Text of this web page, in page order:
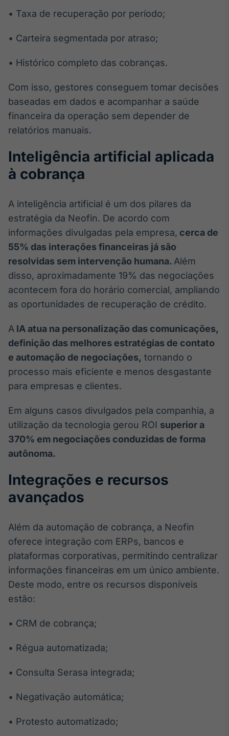
• Taxa de recuperação por período;
• Carteira segmentada por atraso;
• Histórico completo das cobranças.
Com isso, gestores conseguem tomar decisões
baseadas em dados e acompanhar a saúde
financeira da operação sem depender de
relatórios manuais.
Inteligência artificial aplicada
à cobrança
A inteligência artificial é um dos pilares da
estratégia da Neofin. De acordo com
informações divulgadas pela empresa, cerca de
55% das interações financeiras já são
resolvidas sem intervenção humana. Além
disso, aproximadamente 19% das negociações
acontecem fora do horário comercial, ampliando
as oportunidades de recuperação de crédito.
A IA atua na personalização das comunicações,
definição das melhores estratégias de contato
e automação de negociações, tornando o
processo mais eficiente e menos desgastante
para empresas e clientes.
Em alguns casos divulgados pela companhia, a
utilização da tecnologia gerou ROI superior a
370% em negociações conduzidas de forma
autônoma.
Integrações e recursos
avançados
Além da automação de cobrança, a Neofin
oferece integração com ERPs, bancos e
plataformas corporativas, permitindo centralizar
informações financeiras em um único ambiente.
Deste modo, entre os recursos disponíveis
estão:
• CRM de cobrança;
• Régua automatizada;
• Consulta Serasa integrada;
• Negativação automática;
• Protesto automatizado;